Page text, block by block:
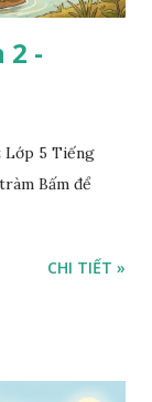
2 -
Lớp 5 Tiếng
Bấm để
CHI TIẾT »